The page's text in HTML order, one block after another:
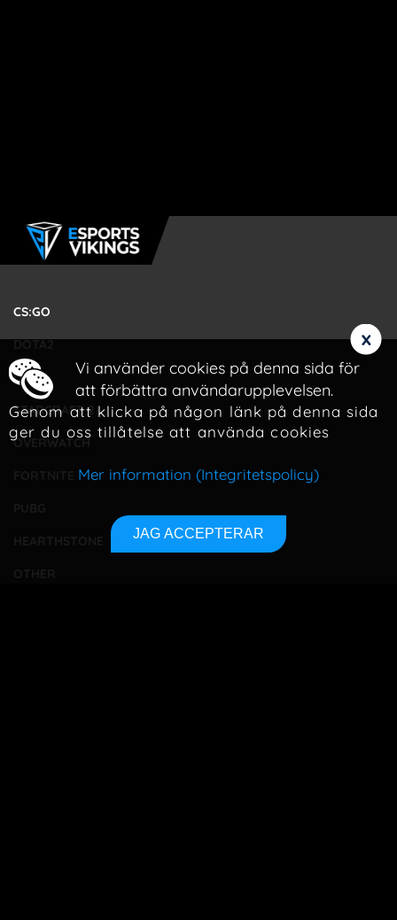
CS:GO
DOTA2
LOL
STARCRAFT 2
OVERWATCH
Vi använder cookies på denna sida för
att förbättra användarupplevelsen.
Genom att klicka på någon länk på denna sida
ger du oss tillåtelse att använda cookies
Mer information (Integritetspolicy)
JAG ACCEPTERAR
x